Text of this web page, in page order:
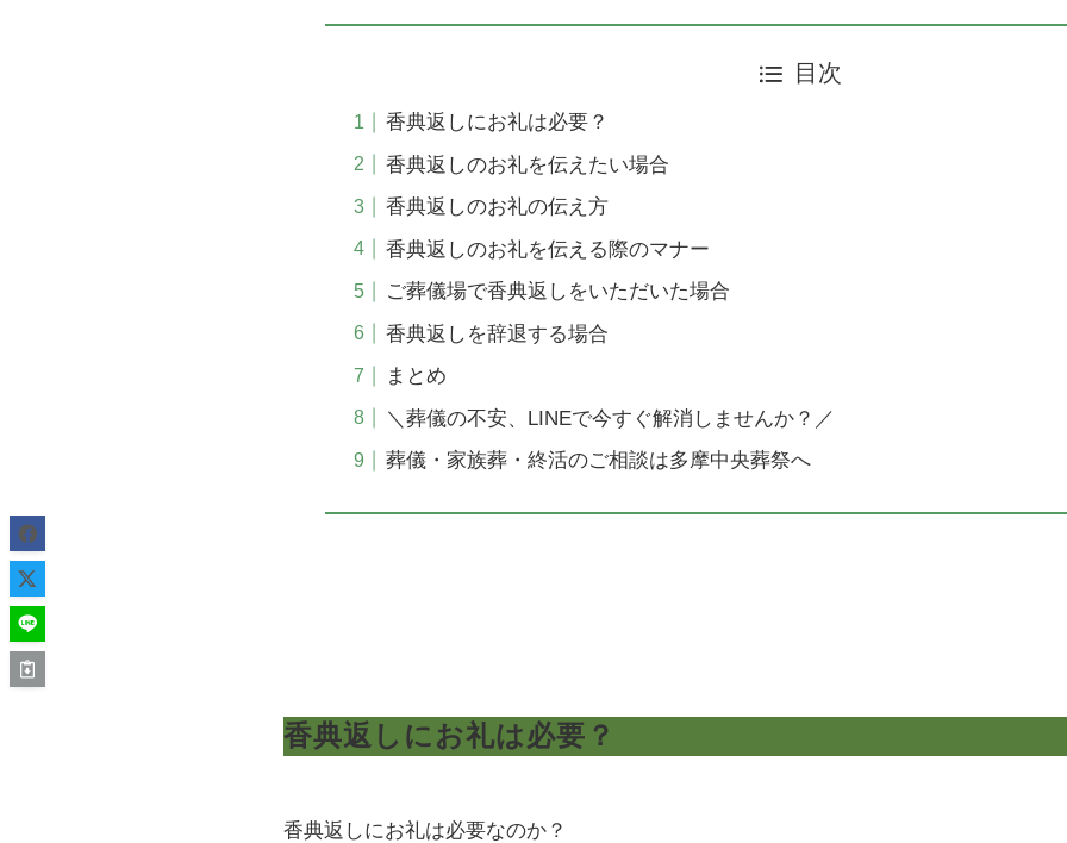
目次
香典返しにお礼は必要？
香典返しのお礼を伝えたい場合
香典返しのお礼の伝え方
香典返しのお礼を伝える際のマナー
ご葬儀場で香典返しをいただいた場合
香典返しを辞退する場合
まとめ
＼葬儀の不安、LINEで今すぐ解消しませんか？／
葬儀・家族葬・終活のご相談は多摩中央葬祭へ
香典返しにお礼は必要？
香典返しにお礼は必要なのか？